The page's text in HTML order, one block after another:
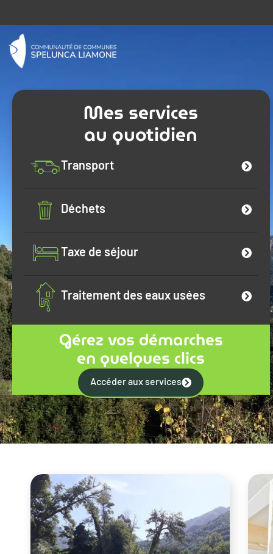
Mes services
au quotidien
Transport
Déchets
Taxe de séjour
Traitement des eaux usées
Gérez vos démarches
en quelques clics
Accéder aux services